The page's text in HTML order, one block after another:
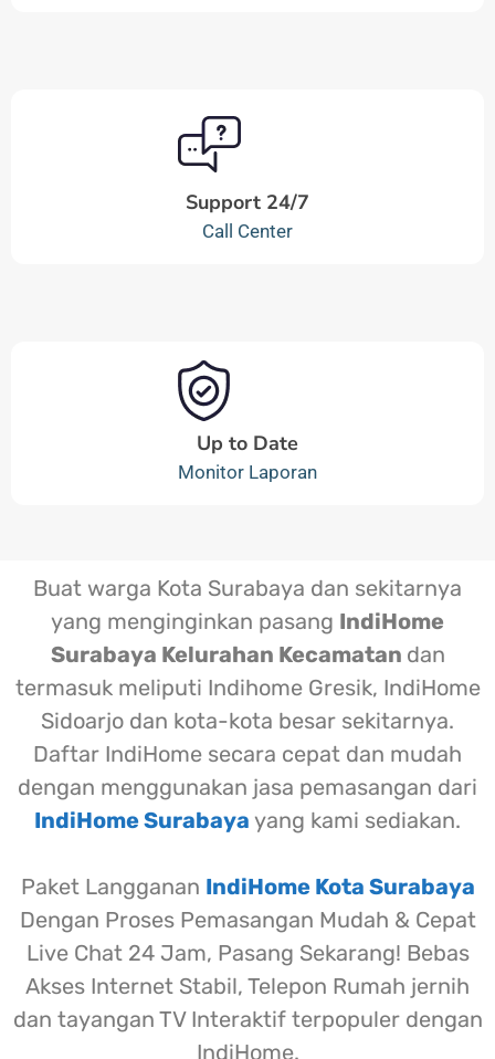
Support 24/7
Call Center
Up to Date
Monitor Laporan
Buat warga Kota Surabaya dan sekitarnya
yang menginginkan pasang IndiHome
Surabaya Kelurahan Kecamatan dan
termasuk meliputi Indihome Gresik, IndiHome
Sidoarjo dan kota-kota besar sekitarnya.
Daftar IndiHome secara cepat dan mudah
dengan menggunakan jasa pemasangan dari
IndiHome Surabaya yang kami sediakan.
Paket Langganan IndiHome Kota Surabaya
Dengan Proses Pemasangan Mudah & Cepat
Live Chat 24 Jam, Pasang Sekarang! Bebas
Akses Internet Stabil, Telepon Rumah jernih
dan tayangan TV Interaktif terpopuler dengan
IndiHome.